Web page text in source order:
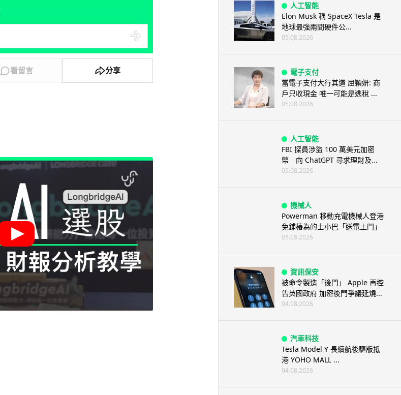
看留言 分享
人工智能
Elon Musk 稱 SpaceX Tesla 是
地球最強兩間硬件公...
05.08.2026
電子支付
當電子支付大行其道 屈穎妍: 商
戶只收現金 唯一可能是逃稅 ...
05.08.2026
人工智能
FBI 探員涉盜 100 萬美元加密
幣 向 ChatGPT 尋求理財及...
05.08.2026
機械人
Powerman 移動充電機械人登港
免鋪樁為的士小巴「送電上門」
05.08.2026
資訊保安
被命令製造「後門」 Apple 再控
告英國政府 加密後門爭議延燒...
04.08.2026
汽車科技
Tesla Model Y 長續航後驅版抵
港 YOHO MALL ...
04.08.2026